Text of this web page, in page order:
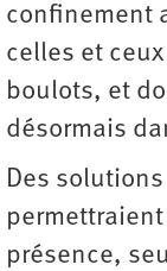
confinement
celles et
boulots, et
désormais
Des
présence,